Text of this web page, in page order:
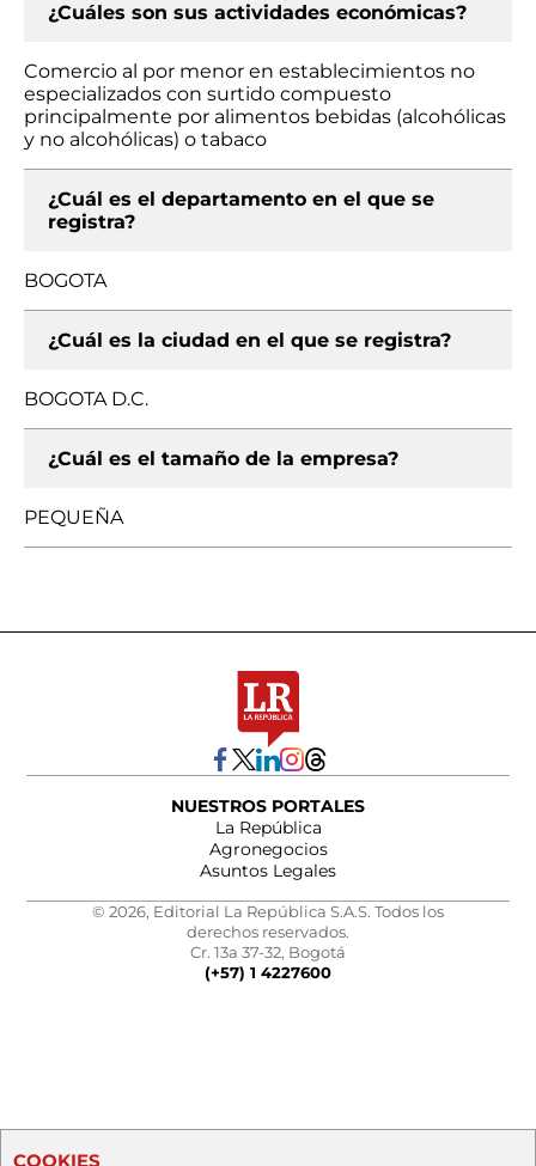
¿Cuáles son sus actividades económicas?
Comercio al por menor en establecimientos no
especializados con surtido compuesto
principalmente por alimentos bebidas (alcohólicas
y no alcohólicas) o tabaco
¿Cuál es el departamento en el que se
registra?
BOGOTA
¿Cuál es la ciudad en el que se registra?
BOGOTA D.C.
¿Cuál es el tamaño de la empresa?
PEQUEÑA
NUESTROS PORTALES
La República
Agronegocios
Asuntos Legales
© 2026, Editorial La República S.A.S. Todos los
derechos reservados.
Cr. 13a 37-32, Bogotá
(+57) 1 4227600
COOKIES